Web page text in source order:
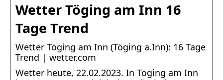
Wetter Töging am Inn 16
Tage Trend
Wetter Töging am Inn (Töging a.Inn): 16 Tage
Trend | wetter.com
Wetter heute, 22.02.2023. In Töging am Inn